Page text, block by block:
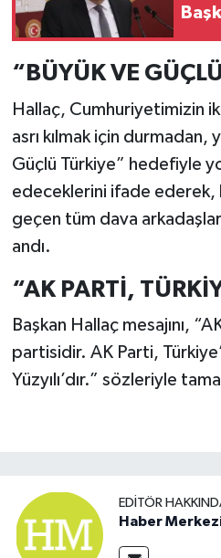
“BÜYÜK VE
Hallaç, Cumhuriyetimizin
asrı kılmak için
Güçlü Türkiye” hedefiyle
edeceklerini ifade ederek,
geçen tüm dava
andı.
“AK PARTİ,
Başkan Hallaç mesajını,
partisidir. AK Parti,
Yüzyılı’dır.” sözleriyle
EDITÖR
Haber